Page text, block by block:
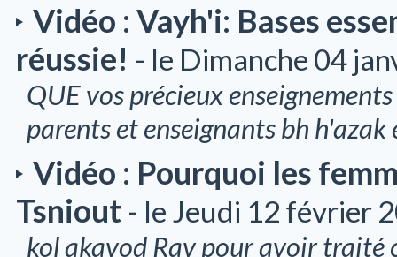
Vidéo : Vayh'i: Bases
réussie! - le Dimanche 04
QUE vos précieux
parents et enseignants bh h'azak
Vidéo : Pourquoi les
Tsniout - le Jeudi 12 février
kol akavod Rav pour avoir traité